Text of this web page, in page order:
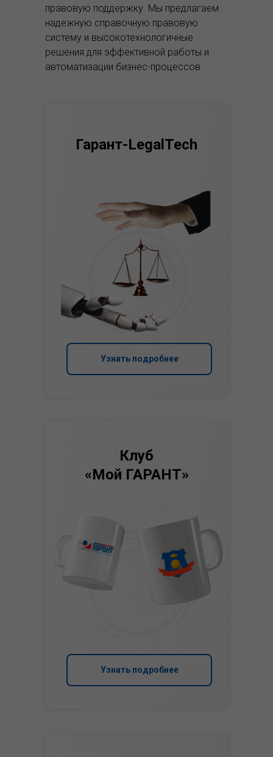
правовую поддержку. Мы предлагаем
надежную справочную правовую
систему и высокотехнологичные
решения для эффективной работы и
автоматизации бизнес-процессов.
Узнать подробнее
Клуб
«Мой ГАРАНТ»
Узнать подробнее
Гарант-LegalTech